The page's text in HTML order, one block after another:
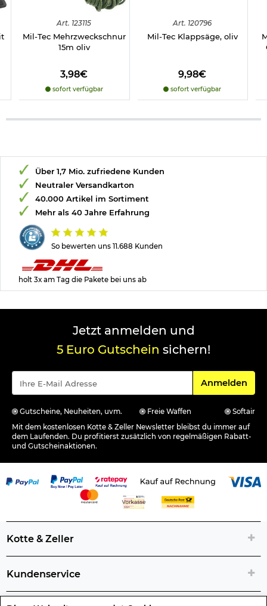
Art. 123115
Mil-Tec Mehrzweckschnur
15m oliv
3,98€
sofort verfügbar
Art. 120796
Mil-Tec Klappsäge, oliv
9,98€
sofort verfügbar
So bewerten uns 11.688 Kunden
Über 1,7 Mio. zufriedene Kunden
Neutraler Versandkarton
40.000 Artikel im Sortiment
Mehr als 40 Jahre Erfahrung
holt 3x am Tag die Pakete bei uns ab
Jetzt anmelden und
5 Euro Gutschein sichern!
Für den
Anmelden
Gutscheine, Neuheiten, uvm. Freie Waffen
Softair
Mit dem kostenlosen Kotte & Zeller Newsletter bleibst du immer auf
dem Laufenden. Du profitierst zusätzlich von regelmäßigen Rabatt-
und Gutscheinaktionen.
Kotte & Zeller
Kundenservice